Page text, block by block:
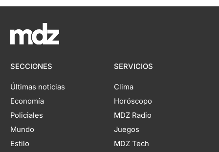
SECCIONES
Últimas noticias
Economía
Policiales
Mundo
Estilo
SERVICIOS
Clima
Horóscopo
MDZ Radio
Juegos
MDZ Tech